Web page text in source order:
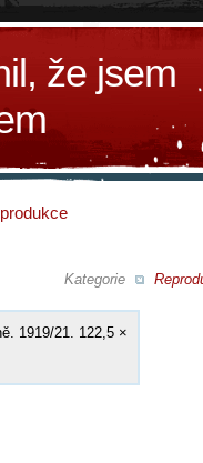
že jsem
Kategorie
1919/21. 122,5 ×